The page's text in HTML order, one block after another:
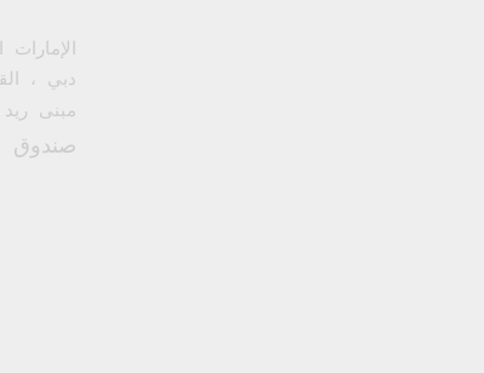
الإمارات
دبي ،
مبنى ريد
صندوق